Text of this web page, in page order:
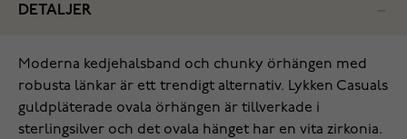
DETALJER
Moderna kedjehalsband och chunky örhängen med
robusta länkar är ett trendigt alternativ. Lykken Casuals
guldpläterade ovala örhängen är tillverkade i
sterlingsilver och det ovala hänget har en vita zirkonia.